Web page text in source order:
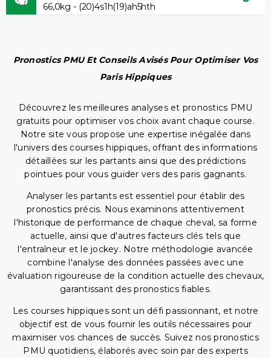
66,0kg - (20)4s1h(19)ah5hth
Pronostics PMU Et Conseils Avisés Pour Optimiser Vos
Paris Hippiques
Découvrez les meilleures analyses et pronostics PMU
gratuits pour optimiser vos choix avant chaque course.
Notre site vous propose une expertise inégalée dans
l'univers des courses hippiques, offrant des informations
détaillées sur les partants ainsi que des prédictions
pointues pour vous guider vers des paris gagnants.
Analyser les partants est essentiel pour établir des
pronostics précis. Nous examinons attentivement
l'historique de performance de chaque cheval, sa forme
actuelle, ainsi que d'autres facteurs clés tels que
l'entraîneur et le jockey. Notre méthodologie avancée
combine l'analyse des données passées avec une
évaluation rigoureuse de la condition actuelle des chevaux,
garantissant des pronostics fiables.
Les courses hippiques sont un défi passionnant, et notre
objectif est de vous fournir les outils nécessaires pour
maximiser vos chances de succès. Suivez nos pronostics
PMU quotidiens, élaborés avec soin par des experts